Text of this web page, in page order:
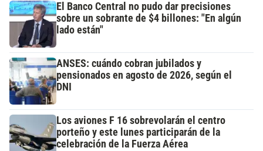
El Banco Central no pudo dar precisiones
sobre un sobrante de $4 billones: "En algún
lado están"
ANSES: cuándo cobran jubilados y
pensionados en agosto de 2026, según el
DNI
Los aviones F 16 sobrevolarán el centro
porteño y este lunes participarán de la
celebración de la Fuerza Aérea